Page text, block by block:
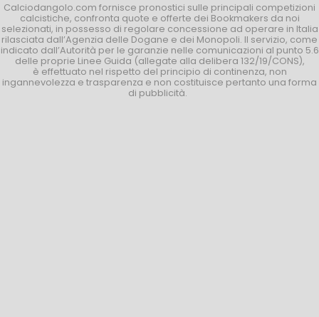
Calciodangolo.com fornisce pronostici sulle principali competizioni
calcistiche, confronta quote e offerte dei Bookmakers da noi
selezionati, in possesso di regolare concessione ad operare in Italia
rilasciata dall’Agenzia delle Dogane e dei Monopoli. Il servizio, come
indicato dall’Autorità per le garanzie nelle comunicazioni al punto 5.6
delle proprie Linee Guida (allegate alla delibera 132/19/CONS),
è effettuato nel rispetto del principio di continenza, non
ingannevolezza e trasparenza e non costituisce pertanto una forma
di pubblicità.